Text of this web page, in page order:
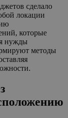
сделало
локации
которые
нужды
методы